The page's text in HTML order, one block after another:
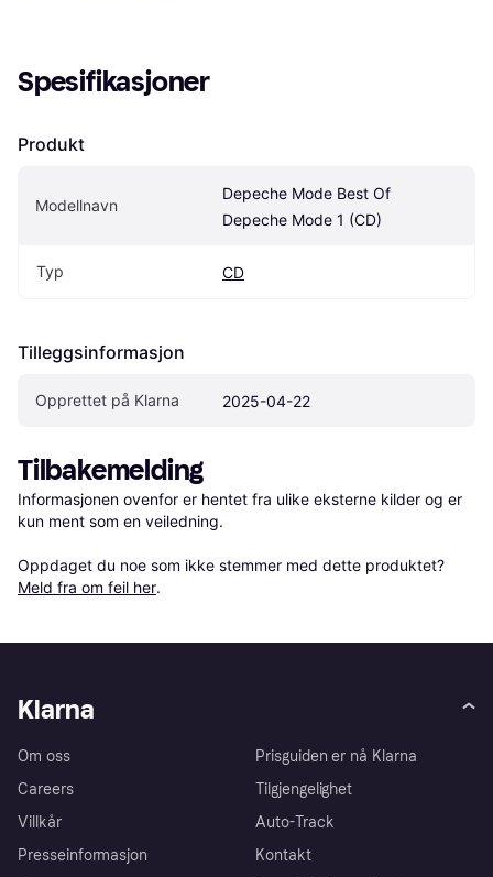
Spesifikasjoner
Produkt
Modellnavn
Depeche Mode Best Of
Depeche Mode 1 (CD)
Typ CD
Tilleggsinformasjon
Opprettet på Klarna 2025-04-22
Tilbakemelding
Informasjonen ovenfor er hentet fra ulike eksterne kilder og er
kun ment som en veiledning.
Oppdaget du noe som ikke stemmer med dette produktet?
Meld fra om feil her.
Klarna
Om oss
Careers
Villkår
Presseinformasjon
Prisguiden er nå Klarna
Tilgjengelighet
Auto-Track
Kontakt